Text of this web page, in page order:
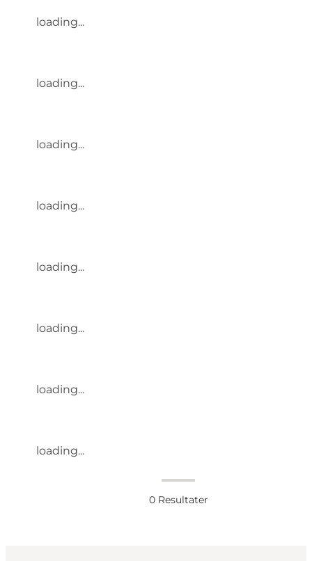
loading...
loading...
loading...
loading...
loading...
loading...
loading...
loading...
0 Resultater